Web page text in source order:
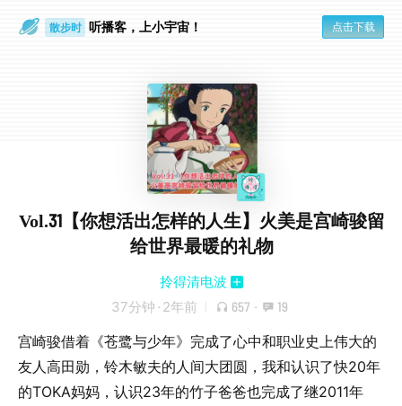
散步时 听播客，上小宇宙！ 点击下载
Vol.31【你想活出怎样的人生】火美是宫崎骏留
给世界最暖的礼物
拎得清电波
37分钟 · 2年前 657 · 19
宫崎骏借着《苍鹭与少年》完成了心中和职业史上伟大的
友人高田勋，铃木敏夫的人间大团圆，我和认识了快20年
的TOKA妈妈，认识23年的竹子爸爸也完成了继2011年